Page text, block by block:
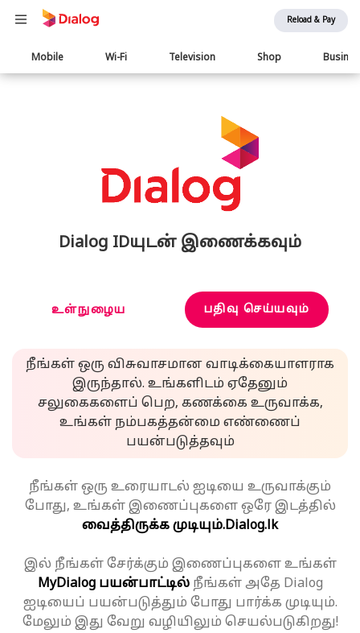
Reload & Pay
Main
navigation
Mobile Wi-Fi Television Shop
Dialog IDயுடன் இணைக்கவும்
உள்நுழைய பதிவு செய்யவும்
நீங்கள் ஒரு விசுவாசமான வாடிக்கையாளராக
இருந்தால். உங்களிடம் ஏதேனும்
சலுகைகளைப் பெற, கணக்கை உருவாக்க,
உங்கள் நம்பகத்தன்மை எண்ணைப்
பயன்படுத்தவும்
நீங்கள் ஒரு உரையாடல் ஐடியை உருவாக்கும்
போது, உங்கள் இணைப்புகளை ஒரே இடத்தில்
வைத்திருக்க முடியும்.Dialog.lk
இல் நீங்கள் சேர்க்கும் இணைப்புகளை உங்கள்
MyDialog பயன்பாட்டில்நீங்கள் அதே Dialog
ஐடியைப் பயன்படுத்தும் போது பார்க்க முடியும்.
மேலும் இது வேறு வழியிலும் செயல்படுகிறது!